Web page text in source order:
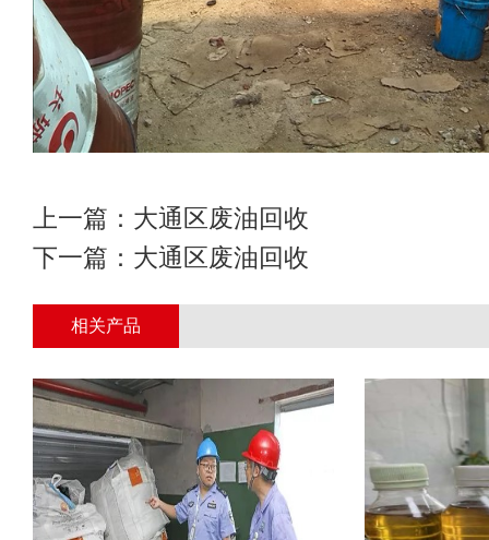
上一篇： 大通区废油回收
下一篇： 大通区废油回收
相关产品